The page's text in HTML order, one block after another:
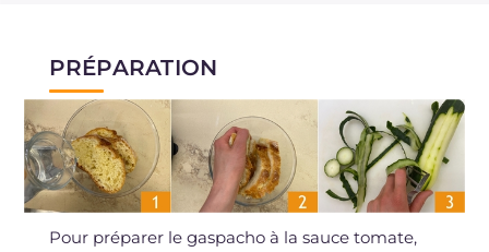
PRÉPARATION
Pour préparer le gaspacho à la sauce tomate,